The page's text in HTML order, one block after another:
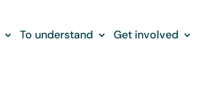
To understand Get involved